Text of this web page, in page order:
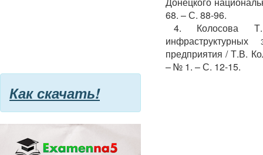
68. – С. 88-96.
4. Колосова
инфраструктурных
предприятия / Т.В.
– № 1. – С. 12-15.
Как скачать!